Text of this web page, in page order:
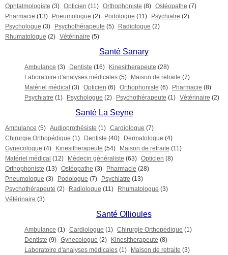
Ophtalmologiste (3) Opticien (11) Orthophoniste (8) Ostéopathe (7)
Pharmacie (13) Pneumologue (2) Podologue (11) Psychiatre (2)
Psychologue (3) Psychothérapeute (5) Radiologue (2)
Rhumatologue (2) Vétérinaire (5)
Santé Sanary
Ambulance (3) Dentiste (16) Kinesitherapeute (28)
Laboratoire d'analyses médicales (5) Maison de retraite (7)
Matériel médical (3) Opticien (6) Orthophoniste (6) Pharmacie (8)
Psychiatre (1) Psychologue (2) Psychothérapeute (1) Vétérinaire (2)
Santé La Seyne
Ambulance (5) Audioprothésiste (1) Cardiologue (7)
Chirurgie Orthopédique (1) Dentiste (40) Dermatologue (4)
Gynecologue (4) Kinesitherapeute (54) Maison de retraite (11)
Matériel médical (12) Médecin généraliste (63) Opticien (8)
Orthophoniste (13) Ostéopathe (3) Pharmacie (28)
Pneumologue (3) Podologue (7) Psychiatre (13)
Psychothérapeute (2) Radiologue (11) Rhumatologue (3)
Vétérinaire (3)
Santé Ollioules
Ambulance (1) Cardiologue (1) Chirurgie Orthopédique (1)
Dentiste (9) Gynecologue (2) Kinesitherapeute (8)
Laboratoire d'analyses médicales (1) Maison de retraite (3)